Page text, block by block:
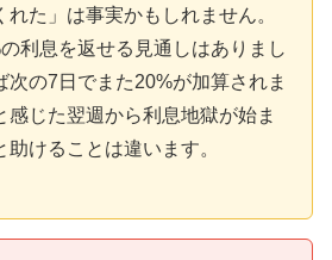
れた」は事実かもしれません。
利息を返せる見通しはありまし
次の7日でまた20%が加算されま
感じた翌週から利息地獄が始ま
けることは違います。